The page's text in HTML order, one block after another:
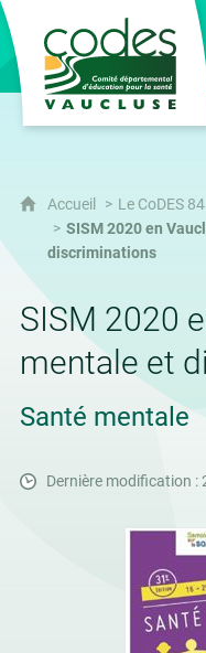
CoDES 84
Accueil Le CoDES 84
SISM 2020 en
discriminations
SISM 2020
mentale et
Santé mentale
Dernière modification :